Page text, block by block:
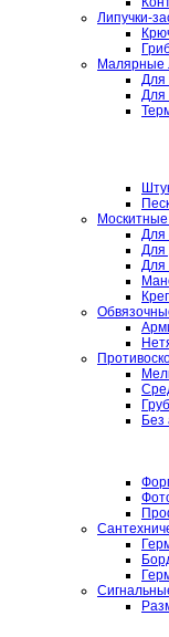
Липучки-
Малярные
Для
Для
Москитные
Для
Для
Для
Без